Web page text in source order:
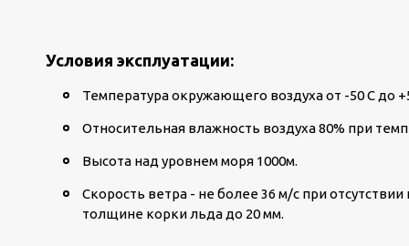
Условия эксплуатации:
Температура окружающего воздуха от -50 С до
Относительная влажность воздуха 80% при
Высота над уровнем моря 1000м.
Скорость ветра - не более 36 м/с при
толщине корки льда до 20 мм.